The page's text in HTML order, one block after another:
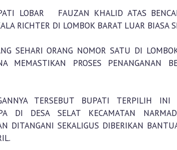
LOBAR FAUZAN KHALID ATAS
RICHTER DI LOMBOK BARAT LUAR BIASA
SEHARI ORANG NOMOR SATU DI
MEMASTIKAN PROSES PENANGANAN
TERSEBUT BUPATI TERPILIH INI
DI DESA SELAT KECAMATAN
DITANGANI SEKALIGUS DIBERIKAN